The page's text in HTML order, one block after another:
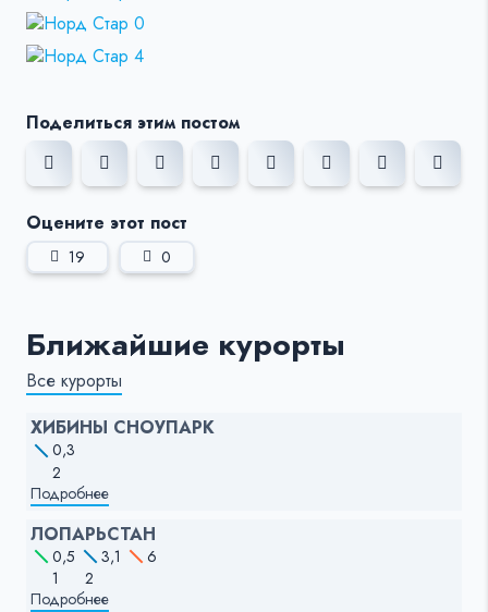
Поделиться этим постом
Оцените этот пост
19 0
Ближайшие курорты
Все курорты
ХИБИНЫ СНОУПАРК
0,3
2
Подробнее
ЛОПАРЬСТАН
0,5 3,1
6
1
2
Подробнее